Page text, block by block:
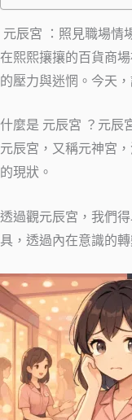
元辰宮 ：照見職場情
在熙熙攘攘的百貨商
的壓力與迷惘。今天
什麼是 元辰宮 ？元辰
元辰宮，又稱元神宮
的現狀。
透過觀元辰宮，我們
具，透過內在意識的